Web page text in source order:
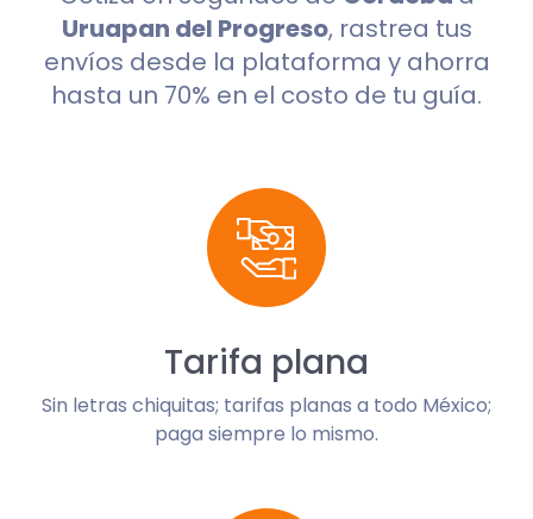
Uruapan del Progreso, rastrea tus
envíos desde la plataforma y ahorra
hasta un 70% en el costo de tu guía.
Tarifa plana
Sin letras chiquitas; tarifas planas a todo México;
paga siempre lo mismo.